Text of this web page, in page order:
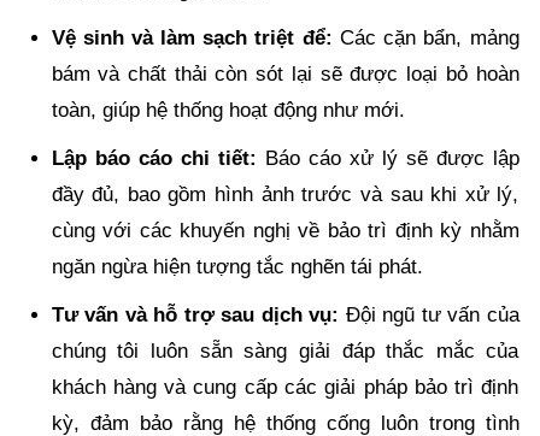
Vệ sinh và làm sạch triệt để: Các cặn bẩn, mảng
bám và chất thải còn sót lại sẽ được loại bỏ hoàn
toàn, giúp hệ thống hoạt động như mới.
Lập báo cáo chi tiết: Báo cáo xử lý sẽ được lập
đầy đủ, bao gồm hình ảnh trước và sau khi xử lý,
cùng với các khuyến nghị về bảo trì định kỳ nhằm
ngăn ngừa hiện tượng tắc nghẽn tái phát.
Tư vấn và hỗ trợ sau dịch vụ: Đội ngũ tư vấn của
chúng tôi luôn sẵn sàng giải đáp thắc mắc của
khách hàng và cung cấp các giải pháp bảo trì định
kỳ, đảm bảo rằng hệ thống cống luôn trong tình